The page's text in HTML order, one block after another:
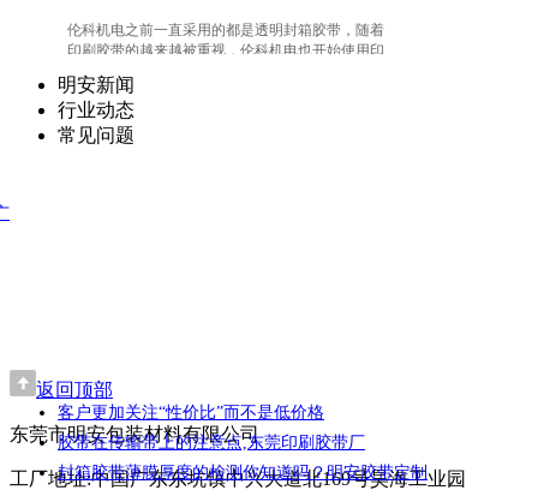
伦科机电之前一直采用的都是透明封箱胶带，随着
印刷胶带的越来越被重视，伦科机电也开始使用印
明安新闻
行业动态
常见问题
客户更加关注“性价比”而不是低价格
胶带在传输带上的注意点,东莞印刷胶带厂
封箱胶带薄膜厚度的检测你知道吗？明安胶带定制
返回顶部
东莞市明安包装材料有限公司
工厂地址:中国广东东坑镇中兴大道北169号昊海工业园